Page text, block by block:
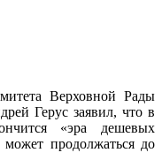
Верховной Рады
Герус заявил, что в
«эра дешевых
может продолжаться до